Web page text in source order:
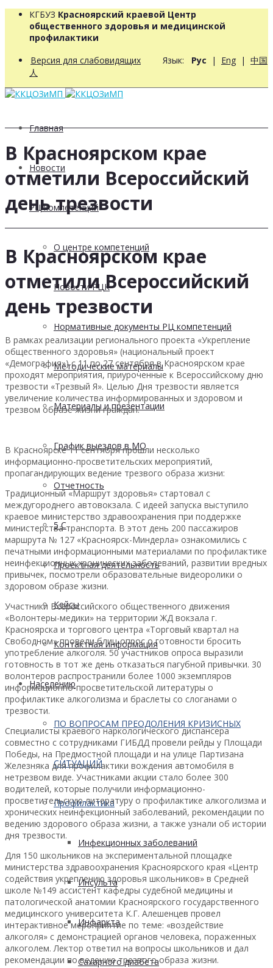
КГБУЗ Красноярский краевой Центр
общественного здоровья и медицинской
профилактики
Версия для слабовидящих Язык: Рус | Eng | 中国
人
Главная
Новости
РЦ компетенций
О центре компетенций
Новости РЦК
Нормативные документы РЦ компетенций
Методические материалы
Материалы и презентации
График выездов в МО
Отчетность
5 С
Проектная деятельность
Кейсы
Контактная информация
Населению
ПО ВОПРОСАМ ПРЕОДОЛЕНИЯ КРИЗИСНЫХ
СИТУАЦИЙ
Профилактика
Инфекционных заболеваний
Инсульта
Инфаркта
Сахарного диабета
В Красноярском крае
отметили Всероссийский
день трезвости
В Красноярском крае
отметили Всероссийский
день трезвости
В рамках реализации регионального проекта «Укрепление
общественного здоровья» (национальный проект
«Демография») с 11 по 27 сентября в Красноярском крае
проходят мероприятия, приуроченные к Всероссийскому дню
трезвости «Трезвый Я». Целью Дня трезвости является
увеличение количества информированных и здоровом и
трезвом образе жизни граждан.
В Красноярске 11 сентября прошли несколько
информационно-просветительских мероприятий,
пропагандирующих ведение трезвого образа жизни:
Традиционный «Маршрут здоровья» стартовал с
междугороднего автовокзала. С идеей запуска выступило
краевое министерство здравоохранения при поддержке
министерства транспорта. В этот день 200 пассажиров
маршрута № 127 «Красноярск-Миндерла» ознакомились с
печатными информационными материалами по профилактике
неинфекционных хронических заболеваний, развитии вредных
привычек, посмотрели образовательные видеоролики о
здоровом образе жизни.
Участники Всероссийского общественного движения
«Волонтеры-медики» на территории ЖД вокзала г.
Красноярска и торгового центра «Торговый квартал на
Свободном» провели блиц-опрос о готовности бросить
употребление алкоголя. 50 участников опроса выразили
готовность в тот же день отказаться пагубной привычки. 30
волонтеров распространили более 1000 экземпляров
информационно-просветительской литературы о
профилактике алкоголизма и браслеты со слоганами о
трезвости.
Специалисты краевого наркологического диспансера
совместно с сотрудниками ГИБДД провели рейды у Площади
Победы, на Предмостной площади и на улице Партизана
Железняка для профилактики вождения автомобиля в
нетрезвом виде. Участниками акции стало более 300
водителей, которые получили информационно-
просветительскую литературу о профилактике алкоголизма и
хронических неинфекционный заболеваний, рекомендации по
ведению здорового образа жизни, а также узнали об истории
дня трезвости.
Для 150 школьников на экспериментальной площадке
министерства здравоохранения Красноярского края «Центр
содействия укреплению здоровья школьников» в Средней
школе №149 ассистент кафедры судебной медицины и
патологической анатомии Красноярского государственного
медицинского университета К.Г. Алешенцев провел
интерактивное мероприятие по теме: «воздействие
алкоголя» с демонстрацией органов человека, пораженных
алкоголем. Лектор ответил на вопросы школьников и дал
рекомендации по ведению трезвого образа жизни.